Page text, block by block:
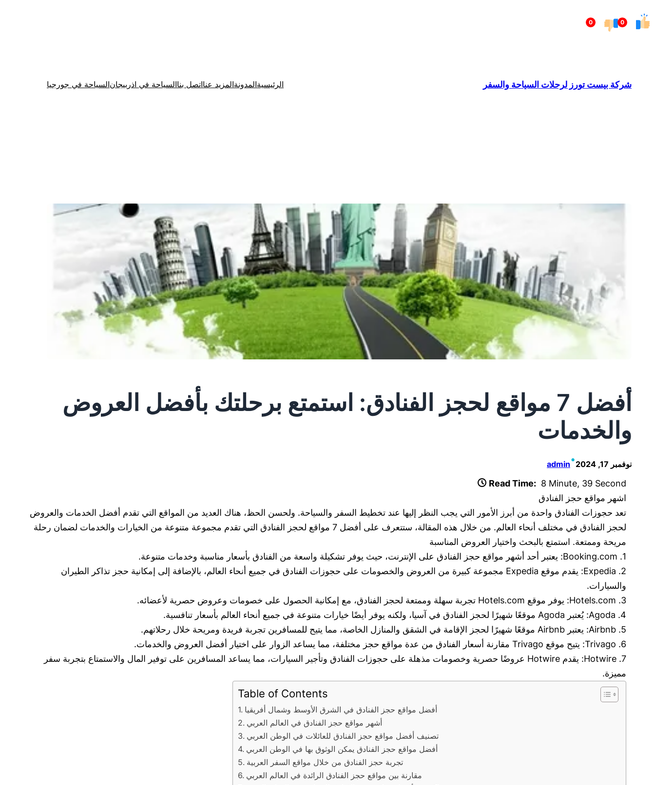
0
0إلى
شركة بيست تورز لرحلات السياحة والسفر الرئيسيةالمدونةالمزيد عنااتصل بناالسياحة في اذربيجانالسياحة في جورجيا
أفضل 7 مواقع لحجز الفنادق: استمتع برحلتك بأفضل العروض
والخدمات
نوفمبر 17, 2024 •
admin
Read Time: 8 Minute, 39 Second
اشهر مواقع حجز الفنادق
تعد حجوزات الفنادق واحدة من أبرز الأمور التي يجب النظر إليها عند تخطيط السفر والسياحة. ولحسن الحظ، هناك العديد من المواقع التي تقدم أفضل الخدمات والعروض
لحجز الفنادق في مختلف أنحاء العالم. من خلال هذه المقالة، ستتعرف على أفضل 7 مواقع لحجز الفنادق التي تقدم مجموعة متنوعة من الخيارات والخدمات لضمان رحلة
مريحة وممتعة. استمتع بالبحث واختيار العروض المناسبة
1. Booking.com: يعتبر أحد أشهر مواقع حجز الفنادق على الإنترنت، حيث يوفر تشكيلة واسعة من الفنادق بأسعار مناسبة وخدمات متنوعة.
2. Expedia: يقدم موقع Expedia مجموعة كبيرة من العروض والخصومات على حجوزات الفنادق في جميع أنحاء العالم، بالإضافة إلى إمكانية حجز تذاكر الطيران
والسيارات.
3. Hotels.com: يوفر موقع Hotels.com تجربة سهلة وممتعة لحجز الفنادق، مع إمكانية الحصول على خصومات وعروض حصرية لأعضائه.
4. Agoda: يُعتبر Agoda موقعًا شهيرًا لحجز الفنادق في آسيا، ولكنه يوفر أيضًا خيارات متنوعة في جميع أنحاء العالم بأسعار تنافسية.
5. Airbnb: يعتبر Airbnb موقعًا شهيرًا لحجز الإقامة في الشقق والمنازل الخاصة، مما يتيح للمسافرين تجربة فريدة ومريحة خلال رحلاتهم.
6. Trivago: يتيح موقع Trivago مقارنة أسعار الفنادق من عدة مواقع حجز مختلفة، مما يساعد الزوار على اختيار أفضل العروض والخدمات.
7. Hotwire: يقدم Hotwire عروضًا حصرية وخصومات مذهلة على حجوزات الفنادق وتأجير السيارات، مما يساعد المسافرين على توفير المال والاستمتاع بتجربة سفر
مميزة.
Table of Contents
أفضل مواقع حجز الفنادق في الشرق الأوسط وشمال أفريقيا
أشهر مواقع حجز الفنادق في العالم العربي
تصنيف أفضل مواقع حجز الفنادق للعائلات في الوطن العربي
أفضل مواقع حجز الفنادق يمكن الوثوق بها في الوطن العربي
تجربة حجز الفنادق من خلال مواقع السفر العربية
مقارنة بين مواقع حجز الفنادق الرائدة في العالم العربي